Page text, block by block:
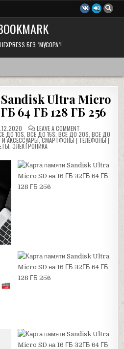
БЕЗ "МУСОРА"!
Ultra Micro
64 ГБ 128 ГБ 256
LEAVE A COMMENTON
КАРТА
ПАМЯТИ
SANDISK
SD
НА
16
ГБ
ДО 10$ ВСЕ ДО 15$ ВСЕ ДО 20$ ВСЕ ДО
АКСЕССУАРЫ,СМАРТФОНЫ | ТЕЛЕФОНЫ |
ЭЛЕКТРОНИКА